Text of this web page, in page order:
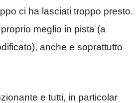
ci ha lasciati troppo presto.
meglio in pista (a
anche e soprattutto
e tutti, in particolar